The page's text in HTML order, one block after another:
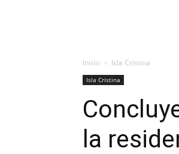
Inicio Isla Cristina
Isla Cristina
la